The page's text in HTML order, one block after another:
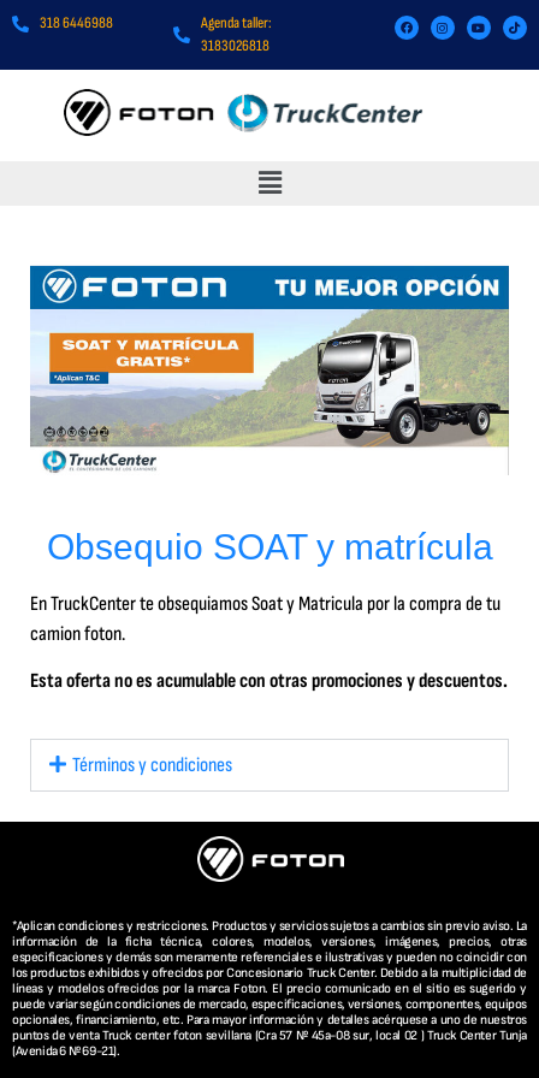
318 6446988
Agenda taller:
3183026818
Obsequio SOAT y matrícula
En TruckCenter te obsequiamos Soat y Matricula por la compra de tu
camion foton.
Esta oferta no es acumulable con otras promociones y descuentos.
Términos y condiciones
*Aplican condiciones y restricciones. Productos y servicios sujetos a cambios sin previo aviso. La
información de la ficha técnica, colores, modelos, versiones, imágenes, precios, otras
especificaciones y demás son meramente referenciales e ilustrativas y pueden no coincidir con
los productos exhibidos y ofrecidos por Concesionario Truck Center. Debido a la multiplicidad de
líneas y modelos ofrecidos por la marca Foton. El precio comunicado en el sitio es sugerido y
puede variar según condiciones de mercado, especificaciones, versiones, componentes, equipos
opcionales, financiamiento, etc. Para mayor información y detalles acérquese a uno de nuestros
puntos de venta Truck center foton sevillana (Cra 57 Nº 45a-08 sur, local 02 ) Truck Center Tunja
(Avenida 6 Nº 69-21).